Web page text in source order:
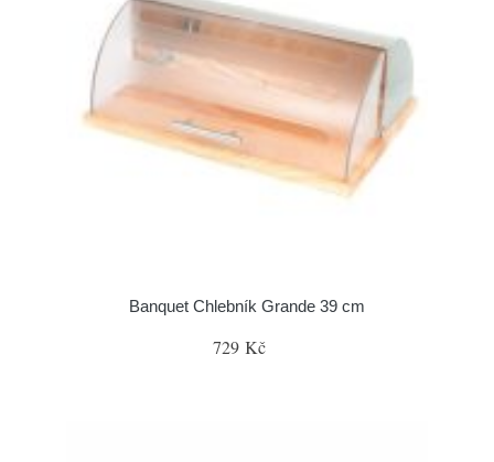
Banquet Chlebník Grande 39 cm
729 Kč